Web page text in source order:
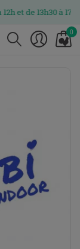
13h30 à 17h
0